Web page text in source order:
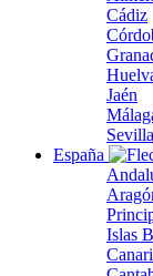
Cádiz
Jaén
Sevilla
España
Islas